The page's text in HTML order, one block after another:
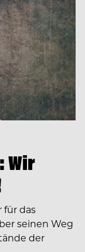
Wir
für das
seinen Weg
der